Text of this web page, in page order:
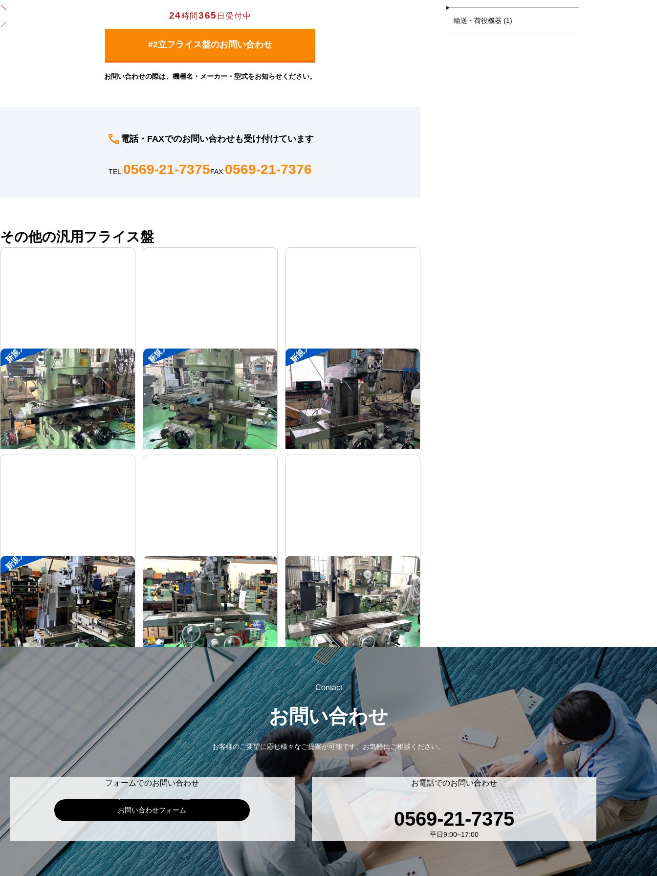
24時間365 日受付中
お問い合わせの際は、機種名・メーカー・型式をお知らせください。
電話・FAXでのお問い合わせも受け付けています
TEL:0569-21-7375FAX:0569-21-7376
その他の汎用フライス盤
新規入荷
#2立フライス盤
メーカー 平岡工業
形 式MS-V
年 式1993
新規入荷
#2立フライス盤
メーカー 大隈豊和
形 式STM-2V
年 式1990
新規入荷
#2ラムフライス盤
メーカー 静岡
形 式VHR-SD
年 式-
新規入荷
#1ラムフライス盤
メーカー 静岡
形 式ST-BC
年 式-
#1.5ラムフライス盤
メーカー 静岡
形 式VHR-A
年 式1989
#2立フライス盤
メーカー 山崎技研
形 式 YZ-75
年 式1992
輸送・荷役機器 (1)
Contact
お問い合わせ
お客様のご要望に応じ様々なご提案が可能です。 お気軽にご相談ください。
フォームでのお問い合わせ
お問い合わせフォーム
お電話でのお問い合わせ
0569-21-7375
平日9:00~17:00